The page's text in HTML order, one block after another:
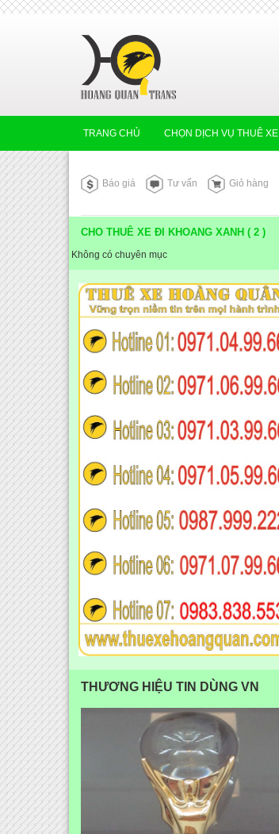
TRANG CHỦ CHỌN DỊCH VỤ THUÊ XE
Báo giá Tư vấn
Giỏ hàng
CHO THUÊ XE ĐI KHOANG XANH ( 2 )
Không có chuyên mục
THƯƠNG HIỆU TIN DÙNG VN